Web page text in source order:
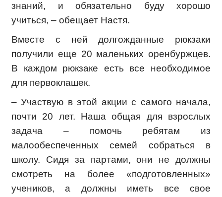
знаний, и обязательно буду хорошо
учиться, – обещает Настя.
Вместе с ней долгожданные рюкзаки
получили еще 20 маленьких оренбуржцев.
В каждом рюкзаке есть все необходимое
для первоклашек.
– Участвую в этой акции с самого начала,
почти 20 лет. Наша общая для взрослых
задача – помочь ребятам из
малообеспеченных семей собраться в
школу. Сидя за партами, они не должны
смотреть на более «подготовленных»
учеников, а должны иметь все свое